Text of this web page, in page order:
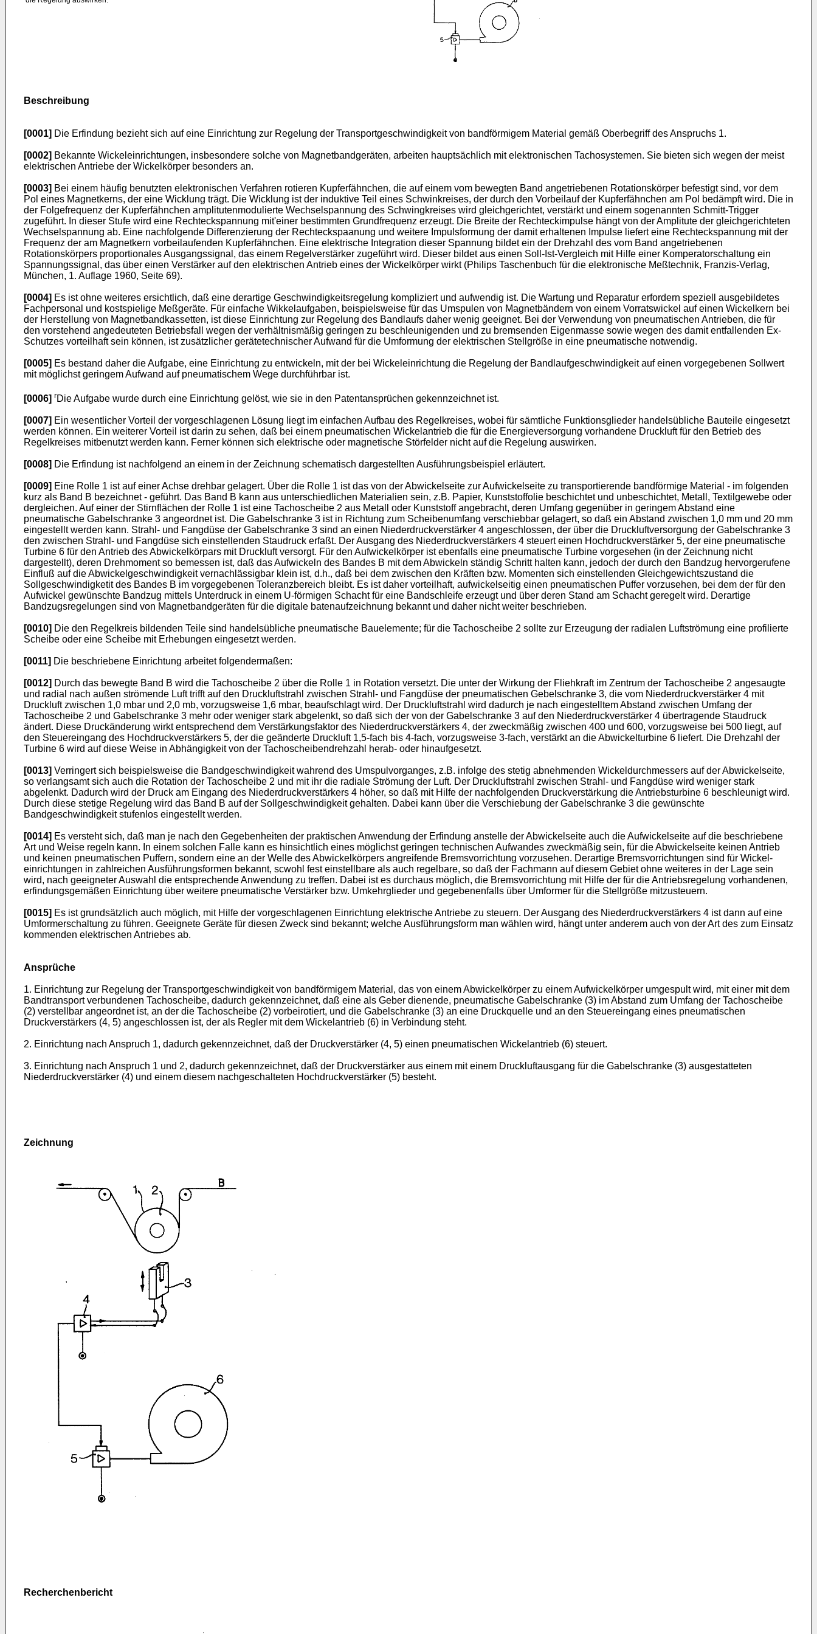
Beschreibung
[0001] Die Erfindung bezieht sich auf eine Einrichtung zur Regelung der Transportgeschwindigkeit von bandförmigem Material gemäß Oberbegriff des Anspruchs 1.
[0002] Bekannte Wickeleinrichtungen, insbesondere solche von Magnetbandgeräten, arbeiten hauptsächlich mit elektronischen Tachosystemen. Sie bieten sich wegen der meist
elektrischen Antriebe der Wickelkörper besonders an.
[0003] Bei einem häufig benutzten elektronischen Verfahren rotieren Kupferfähnchen, die auf einem vom bewegten Band angetriebenen Rotationskörper befestigt sind, vor dem
Pol eines Magnetkerns, der eine Wicklung trägt. Die Wicklung ist der induktive Teil eines Schwinkreises, der durch den Vorbeilauf der Kupferfähnchen am Pol bedämpft wird. Die in
der Folgefrequenz der Kupferfähnchen amplitutenmodulierte Wechselspannung des Schwingkreises wird gleichgerichtet, verstärkt und einem sogenannten Schmitt-Trigger
zugeführt. In dieser Stufe wird eine Rechteckspannung mit'einer bestimmten Grundfrequenz erzeugt. Die Breite der Rechteckimpulse hängt von der Amplitute der gleichgerichteten
Wechselspannung ab. Eine nachfolgende Differenzierung der Rechteckspaanung und weitere Impulsformung der damit erhaltenen Impulse liefert eine Rechteckspannung mit der
Frequenz der am Magnetkern vorbeilaufenden Kupferfähnchen. Eine elektrische Integration dieser Spannung bildet ein der Drehzahl des vom Band angetriebenen
Rotationskörpers proportionales Ausgangssignal, das einem Regelverstärker zugeführt wird. Dieser bildet aus einen Soll-Ist-Vergleich mit Hilfe einer Komperatorschaltung ein
Spannungssignal, das über einen Verstärker auf den elektrischen Antrieb eines der Wickelkörper wirkt (Philips Taschenbuch für die elektronische Meßtechnik, Franzis-Verlag,
München, 1. Auflage 1960, Seite 69).
[0004] Es ist ohne weiteres ersichtlich, daß eine derartige Geschwindigkeitsregelung kompliziert und aufwendig ist. Die Wartung und Reparatur erfordern speziell ausgebildetes
Fachpersonal und kostspielige Meßgeräte. Für einfache Wikkelaufgaben, beispielsweise für das Umspulen von Magnetbändern von einem Vorratswickel auf einen Wickelkern bei
der Herstellung von Magnetbandkassetten, ist diese Einrichtung zur Regelung des Bandlaufs daher wenig geeignet. Bei der Verwendung von pneumatischen Antrieben, die für
den vorstehend angedeuteten Betriebsfall wegen der verhältnismäßig geringen zu beschleunigenden und zu bremsenden Eigenmasse sowie wegen des damit entfallenden Ex-
Schutzes vorteilhaft sein können, ist zusätzlicher gerätetechnischer Aufwand für die Umformung der elektrischen Stellgröße in eine pneumatische notwendig.
[0005] Es bestand daher die Aufgabe, eine Einrichtung zu entwickeln, mit der bei Wickeleinrichtung die Regelung der Bandlaufgeschwindigkeit auf einen vorgegebenen Sollwert
mit möglichst geringem Aufwand auf pneumatischem Wege durchführbar ist.
[0006] rDie Aufgabe wurde durch eine Einrichtung gelöst, wie sie in den Patentansprüchen gekennzeichnet ist.
[0007] Ein wesentlicher Vorteil der vorgeschlagenen Lösung liegt im einfachen Aufbau des Regelkreises, wobei für sämtliche Funktionsglieder handelsübliche Bauteile eingesetzt
werden können. Ein weiterer Vorteil ist darin zu sehen, daß bei einem pneumatischen Wickelantrieb die für die Energieversorgung vorhandene Druckluft für den Betrieb des
Regelkreises mitbenutzt werden kann. Ferner können sich elektrische oder magnetische Störfelder nicht auf die Regelung auswirken.
[0008] Die Erfindung ist nachfolgend an einem in der Zeichnung schematisch dargestellten Ausführungsbeispiel erläutert.
[0009] Eine Rolle 1 ist auf einer Achse drehbar gelagert. Über die Rolle 1 ist das von der Abwickelseite zur Aufwickelseite zu transportierende bandförmige Material - im folgenden
kurz als Band B bezeichnet - geführt. Das Band B kann aus unterschiedlichen Materialien sein, z.B. Papier, Kunststoffolie beschichtet und unbeschichtet, Metall, Textilgewebe oder
dergleichen. Auf einer der Stirnflächen der Rolle 1 ist eine Tachoscheibe 2 aus Metall oder Kunststoff angebracht, deren Umfang gegenüber in geringem Abstand eine
pneumatische Gabelschranke 3 angeordnet ist. Die Gabelschranke 3 ist in Richtung zum Scheibenumfang verschiebbar gelagert, so daß ein Abstand zwischen 1,0 mm und 20 mm
eingestellt werden kann. Strahl- und Fangdüse der Gabelschranke 3 sind an einen Niederdruckverstärker 4 angeschlossen, der über die Druckluftversorgung der Gabelschranke 3
den zwischen Strahl- und Fangdüse sich einstellenden Staudruck erfaßt. Der Ausgang des Niederdruckverstärkers 4 steuert einen Hochdruckverstärker 5, der eine pneumatische
Turbine 6 für den Antrieb des Abwickelkörpars mit Druckluft versorgt. Für den Aufwickelkörper ist ebenfalls eine pneumatische Turbine vorgesehen (in der Zeichnung nicht
dargestellt), deren Drehmoment so bemessen ist, daß das Aufwickeln des Bandes B mit dem Abwickeln ständig Schritt halten kann, jedoch der durch den Bandzug hervorgerufene
Einfluß auf die Abwickelgeschwindigkeit vernachlässigbar klein ist, d.h., daß bei dem zwischen den Kräften bzw. Momenten sich einstellenden Gleichgewichtszustand die
Sollgeschwindigketit des Bandes B im vorgegebenen Toleranzbereich bleibt. Es ist daher vorteilhaft, aufwickelseitig einen pneumatischen Puffer vorzusehen, bei dem der für den
Aufwickel gewünschte Bandzug mittels Unterdruck in einem U-förmigen Schacht für eine Bandschleife erzeugt und über deren Stand am Schacht geregelt wird. Derartige
Bandzugsregelungen sind von Magnetbandgeräten für die digitale batenaufzeichnung bekannt und daher nicht weiter beschrieben.
[0010] Die den Regelkreis bildenden Teile sind handelsübliche pneumatische Bauelemente; für die Tachoscheibe 2 sollte zur Erzeugung der radialen Luftströmung eine profilierte
Scheibe oder eine Scheibe mit Erhebungen eingesetzt werden.
[0011] Die beschriebene Einrichtung arbeitet folgendermaßen:
[0012] Durch das bewegte Band B wird die Tachoscheibe 2 über die Rolle 1 in Rotation versetzt. Die unter der Wirkung der Fliehkraft im Zentrum der Tachoscheibe 2 angesaugte
und radial nach außen strömende Luft trifft auf den Druckluftstrahl zwischen Strahl- und Fangdüse der pneumatischen Gebelschranke 3, die vom Niederdruckverstärker 4 mit
Druckluft zwischen 1,0 mbar und 2,0 mb, vorzugsweise 1,6 mbar, beaufschlagt wird. Der Druckluftstrahl wird dadurch je nach eingestelltem Abstand zwischen Umfang der
Tachoscheibe 2 und Gabelschranke 3 mehr oder weniger stark abgelenkt, so daß sich der von der Gabelschranke 3 auf den Niederdruckverstärker 4 übertragende Staudruck
ändert. Diese Druckänderung wirkt entsprechend dem Verstärkungsfaktor des Niederdruckverstärkers 4, der zweckmäßig zwischen 400 und 600, vorzugsweise bei 500 liegt, auf
den Steuereingang des Hochdruckverstärkers 5, der die geänderte Druckluft 1,5-fach bis 4-fach, vorzugsweise 3-fach, verstärkt an die Abwickelturbine 6 liefert. Die Drehzahl der
Turbine 6 wird auf diese Weise in Abhängigkeit von der Tachoscheibendrehzahl herab- oder hinaufgesetzt.
[0013] Verringert sich beispielsweise die Bandgeschwindigkeit wahrend des Umspulvorganges, z.B. infolge des stetig abnehmenden Wickeldurchmessers auf der Abwickelseite,
so verlangsamt sich auch die Rotation der Tachoscheibe 2 und mit ihr die radiale Strömung der Luft. Der Druckluftstrahl zwischen Strahl- und Fangdüse wird weniger stark
abgelenkt. Dadurch wird der Druck am Eingang des Niederdruckverstärkers 4 höher, so daß mit Hilfe der nachfolgenden Druckverstärkung die Antriebsturbine 6 beschleunigt wird.
Durch diese stetige Regelung wird das Band B auf der Sollgeschwindigkeit gehalten. Dabei kann über die Verschiebung der Gabelschranke 3 die gewünschte
Bandgeschwindigkeit stufenlos eingestellt werden.
[0014] Es versteht sich, daß man je nach den Gegebenheiten der praktischen Anwendung der Erfindung anstelle der Abwickelseite auch die Aufwickelseite auf die beschriebene
Art und Weise regeln kann. In einem solchen Falle kann es hinsichtlich eines möglichst geringen technischen Aufwandes zweckmäßig sein, für die Abwickelseite keinen Antrieb
und keinen pneumatischen Puffern, sondern eine an der Welle des Abwickelkörpers angreifende Bremsvorrichtung vorzusehen. Derartige Bremsvorrichtungen sind für Wickel-
einrichtungen in zahlreichen Ausführungsformen bekannt, scwohl fest einstellbare als auch regelbare, so daß der Fachmann auf diesem Gebiet ohne weiteres in der Lage sein
wird, nach geeigneter Auswahl die entsprechende Anwendung zu treffen. Dabei ist es durchaus möglich, die Bremsvorrichtung mit Hilfe der für die Antriebsregelung vorhandenen,
erfindungsgemäßen Einrichtung über weitere pneumatische Verstärker bzw. Umkehrglieder und gegebenenfalls über Umformer für die Stellgröße mitzusteuern.
[0015] Es ist grundsätzlich auch möglich, mit Hilfe der vorgeschlagenen Einrichtung elektrische Antriebe zu steuern. Der Ausgang des Niederdruckverstärkers 4 ist dann auf eine
Umformerschaltung zu führen. Geeignete Geräte für diesen Zweck sind bekannt; welche Ausführungsform man wählen wird, hängt unter anderem auch von der Art des zum Einsatz
kommenden elektrischen Antriebes ab.
Ansprüche
1. Einrichtung zur Regelung der Transportgeschwindigkeit von bandförmigem Material, das von einem Abwickelkörper zu einem Aufwickelkörper umgespult wird, mit einer mit dem
Bandtransport verbundenen Tachoscheibe, dadurch gekennzeichnet, daß eine als Geber dienende, pneumatische Gabelschranke (3) im Abstand zum Umfang der Tachoscheibe
(2) verstellbar angeordnet ist, an der die Tachoscheibe (2) vorbeirotiert, und die Gabelschranke (3) an eine Druckquelle und an den Steuereingang eines pneumatischen
Druckverstärkers (4, 5) angeschlossen ist, der als Regler mit dem Wickelantrieb (6) in Verbindung steht.
2. Einrichtung nach Anspruch 1, dadurch gekennzeichnet, daß der Druckverstärker (4, 5) einen pneumatischen Wickelantrieb (6) steuert.
3. Einrichtung nach Anspruch 1 und 2, dadurch gekennzeichnet, daß der Druckverstärker aus einem mit einem Druckluftausgang für die Gabelschranke (3) ausgestatteten
Niederdruckverstärker (4) und einem diesem nachgeschalteten Hochdruckverstärker (5) besteht.
Zeichnung
Recherchenbericht